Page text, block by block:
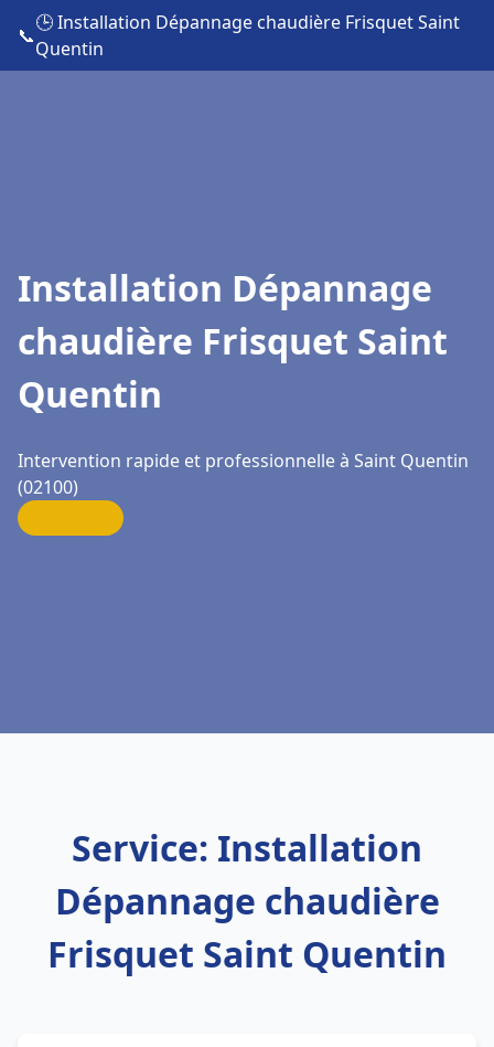
📞
🕒 Installation Dépannage chaudière Frisquet Saint
Quentin
Installation Dépannage
chaudière Frisquet Saint
Quentin
Intervention rapide et professionnelle à Saint Quentin
(02100)
Service: Installation
Dépannage chaudière
Frisquet Saint Quentin